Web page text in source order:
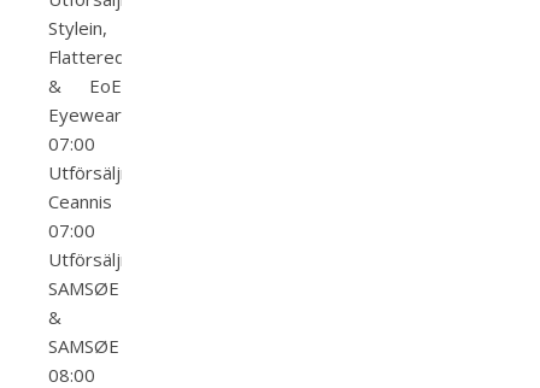
Stylein,
Flattered
& EoE
Eyewear
07:00
Utförsäljning
Ceannis
07:00
Utförsäljning
SAMSØE
&
SAMSØE
08:00